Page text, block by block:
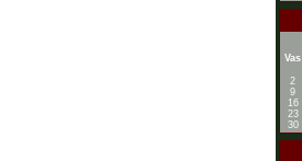
Vas
2
9
16
23
30